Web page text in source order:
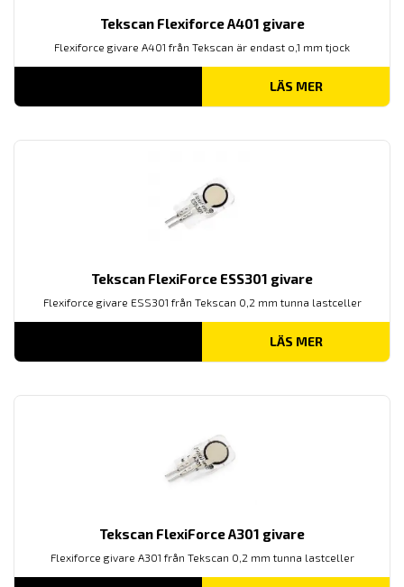
Tekscan Flexiforce A401 givare
Flexiforce givare A401 från Tekscan är endast o,1 mm tjock
LÄS MER
Tekscan FlexiForce ESS301 givare
Flexiforce givare ESS301 från Tekscan 0,2 mm tunna lastceller
LÄS MER
Tekscan FlexiForce A301 givare
Flexiforce givare A301 från Tekscan 0,2 mm tunna lastceller